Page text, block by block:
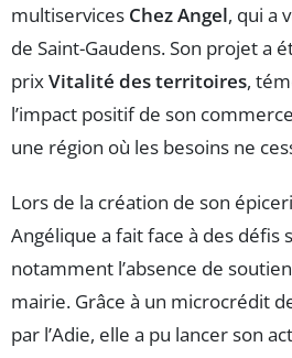
multiservices Chez Angel, qui a
de Saint-Gaudens. Son projet a
prixVitalité des territoires,
l’impact positif de son
une région où les besoins ne
Lors de la création de son
Angélique a fait face à des défis
notamment l’absence de
mairie. Grâce à un microcrédit
par l’Adie, elle a pu lancer son